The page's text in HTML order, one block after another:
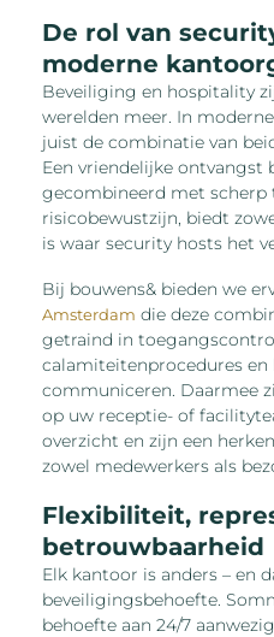
De rol van
moderne
Beveiliging en hospitality
werelden meer. In
juist de combinatie van
Een vriendelijke ontvangst
gecombineerd met scherp
risicobewustzijn, biedt
is waar security hosts het
Bij bouwens& bieden we
Amsterdam die deze
getraind in
calamiteitenprocedures
communiceren. Daarmee
op uw receptie- of
overzicht en zijn een
zowel medewerkers als
Flexibiliteit,
betrouwbaarheid
Elk kantoor is anders – en
beveiligingsbehoefte.
behoefte aan 24/7